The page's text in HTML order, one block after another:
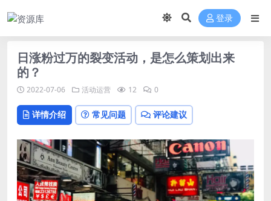
登录
日涨粉过万的裂变活动，是怎么策划出来
的？
2022-07-06 活动运营 12 0
详情介绍 常见问题 评论建议